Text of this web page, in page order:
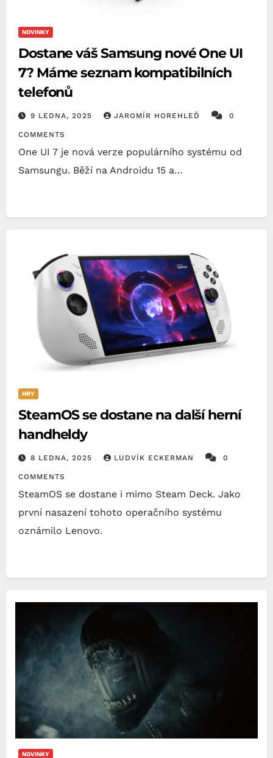
NOVINKY
Dostane váš Samsung nové One UI
7? Máme seznam kompatibilních
telefonů
9 LEDNA, 2025 JAROMÍR HOREHLEĎ 0
COMMENTS
One UI 7 je nová verze populárního systému od
Samsungu. Běží na Androidu 15 a…
HRY
SteamOS se dostane na další herní
handheldy
8 LEDNA, 2025 LUDVÍK ECKERMAN 0
COMMENTS
SteamOS se dostane i mimo Steam Deck. Jako
první nasazení tohoto operačního systému
oznámilo Lenovo.
NOVINKY